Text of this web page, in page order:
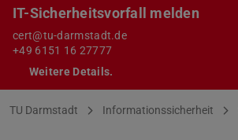
IT-Sicherheitsvorfall melden
cert@tu-darmstadt.de
+49 6151 16 27777
Weitere Details.
Sie befinden sich hier:
TU Darmstadt Informationssicherheit